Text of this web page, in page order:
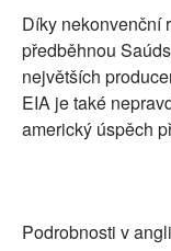
Díky nekonvenční
předběhnou
největších
EIA je také
americký úspěch
Podrobnosti v